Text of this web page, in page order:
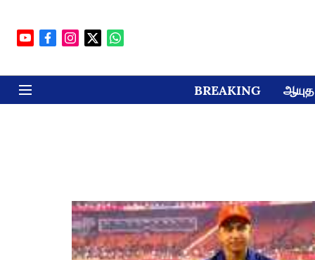
BREAKING ஆயுத